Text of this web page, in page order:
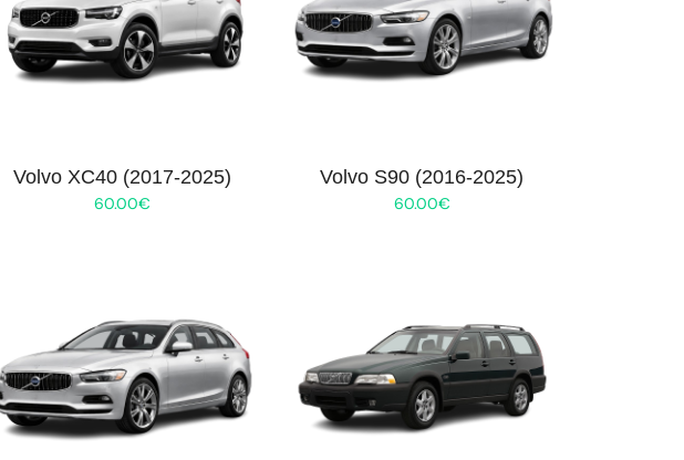
Volvo XC40 (2017-2025)
60.00€
Volvo S90 (2016-2025)
60.00€